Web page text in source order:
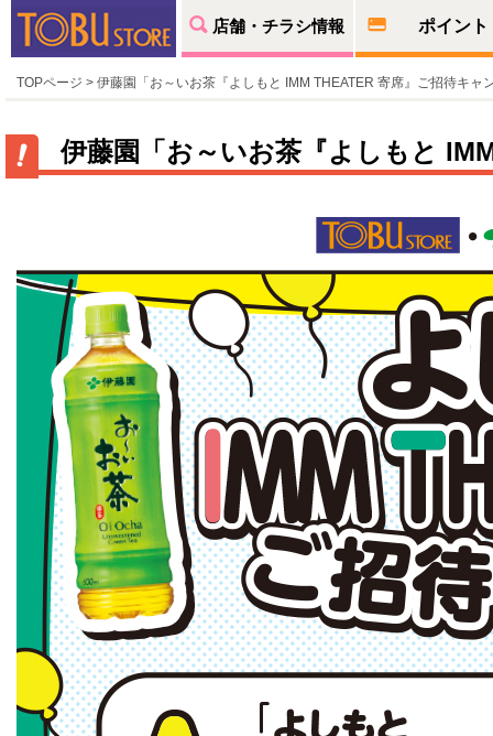
店舗・チラシ情報 ポイント
TOPページ > 伊藤園「お～いお茶『よしもと IMM THEATER 寄席』ご招待キャ
伊藤園「お～いお茶『よしもと